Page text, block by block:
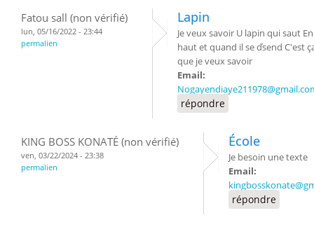
Fatou sall (non vérifié)
lun, 05/16/2022 - 23:44
permalien
Lapin
Je veux savoir U lapin qui saut En
haut et quand il se ďsend C'est
que je veux savoir
Email:
répondre
KING BOSS KONATÉ (non vérifié)
ven, 03/22/2024 - 23:38
permalien
École
Je besoin une texte
Email:
répondre